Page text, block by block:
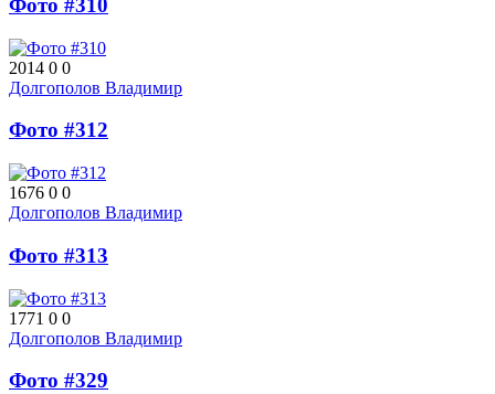
Фото #310
2014 0 0
Долгополов Владимир
Фото #312
1676 0 0
Долгополов Владимир
Фото #313
1771 0 0
Долгополов Владимир
Фото #329